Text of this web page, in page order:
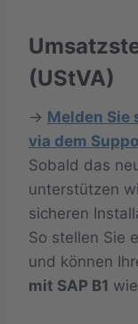
(UStVA)
→ Melden Sie
via dem
Sobald das
unterstützen
sicheren
So stellen Sie
und können
mit SAP B1